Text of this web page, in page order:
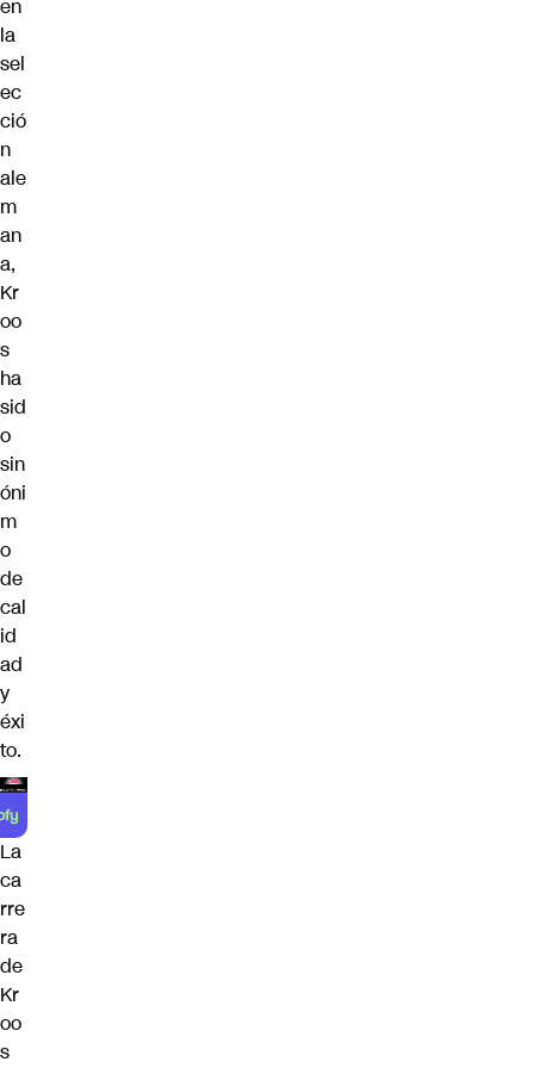
en
la
sel
ec
ció
n
ale
m
an
a,
Kr
oo
s
ha
sid
o
sin
óni
m
o
de
cal
id
ad
y
éxi
to.
La
ca
rre
ra
de
Kr
oo
s